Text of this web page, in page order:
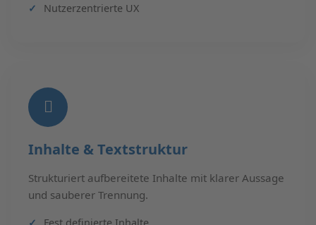
Nutzerzentrierte UX
Inhalte & Textstruktur
Strukturiert aufbereitete Inhalte mit klarer Aussage
und sauberer Trennung.